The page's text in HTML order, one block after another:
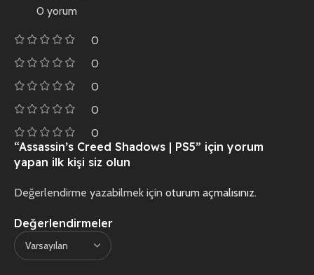
0 yorum
0
0
0
0
0
Değerlendirmeler
“Assassin’s Creed Shadows | PS5” için yorum
yapan ilk kişi siz olun
Değerlendirme yazabilmek için oturum açmalısınız.